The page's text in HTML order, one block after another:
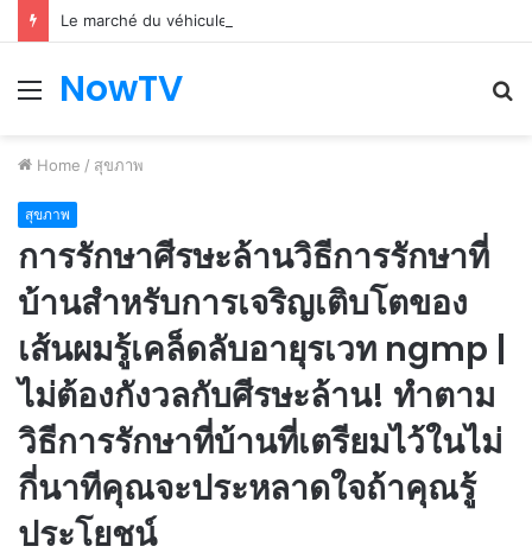
Le marché du véhicule d’occasion en plein essor
Menu
NowTV
Home / สุขภาพ
สุขภาพ
การรักษาศีรษะล้านวิธีการรักษาที่
บ้านสำหรับการเจริญเติบโตของ
เส้นผมรู้เคล็ดลับอายุรเวท ngmp |
ไม่ต้องกังวลกับศีรษะล้าน! ทำตาม
วิธีการรักษาที่บ้านที่เตรียมไว้ในไม่
กี่นาทีคุณจะประหลาดใจถ้าคุณรู้
ประโยชน์